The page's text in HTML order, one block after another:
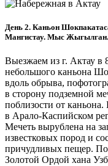
День 2. Каньон
Мангистау. Мыс Жыгылган.
Выезжаем из г. Актау в
небольшого каньона
вдоль обрыва,
в сторону подземной
поблизости от каньона.
в Арало-Каспийском
Мечеть вырублена на
известковых пород и
причудливых пещер.
Золотой Ордой хана